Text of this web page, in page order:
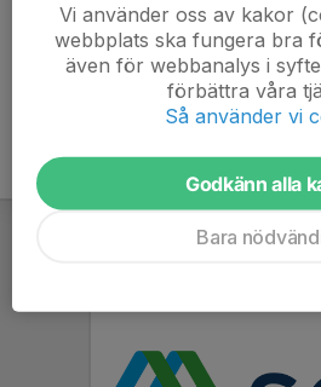
Vi använder oss av kakor
webbplats ska fungera bra
även för webbanalys i
förbättra våra
Så använder vi
Godkänn alla
Bara